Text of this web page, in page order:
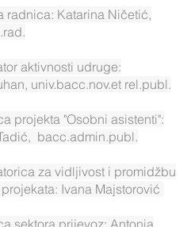
radnica: Katarina Ničetić,
aktivnosti udruge:
univ.bacc.nov.et rel.publ.
projekta "Osobni asistenti":
bacc.admin.publ.
za vidljivost i promidžbu
Ivana Majstorović